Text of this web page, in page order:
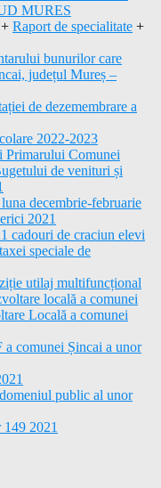
MURES
+ Raport de specialitate +
bunurilor care
județul Mureș –
de dezemembrare a
2022-2023
Comunei
de venituri și
decembrie-februarie
2021
cadouri de craciun elevi
speciale de
utilaj multifuncțional
locală a comunei
Locală a comunei
comunei Șincai a unor
public al unor
2021